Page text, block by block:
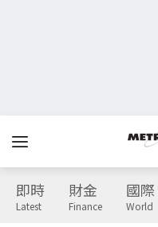
即時
Latest
財金
Finance
國際
World